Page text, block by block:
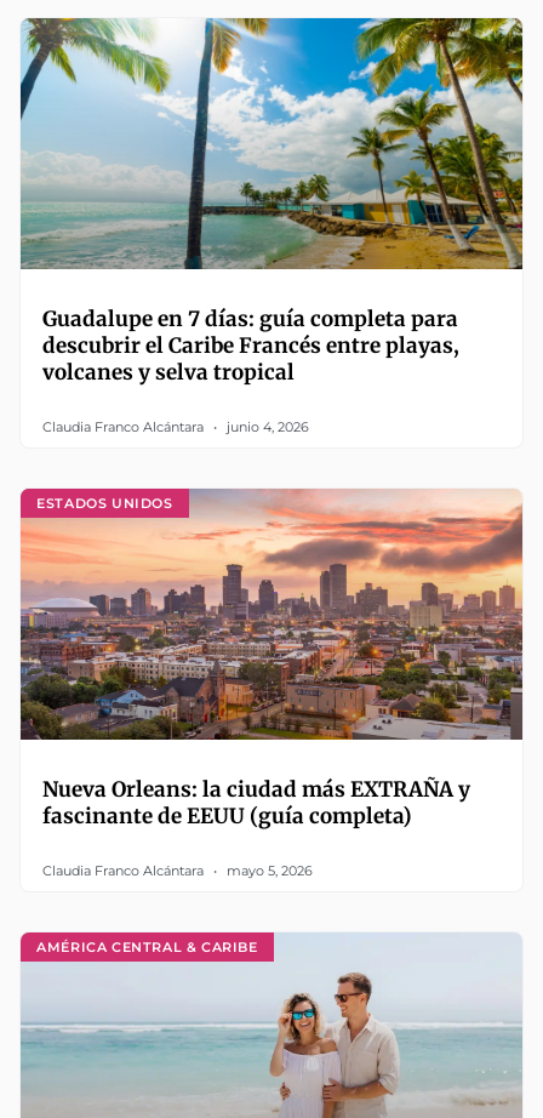
Guadalupe en 7 días: guía completa para
descubrir el Caribe Francés entre playas,
volcanes y selva tropical
Claudia Franco Alcántara junio 4, 2026
ESTADOS UNIDOS
Nueva Orleans: la ciudad más EXTRAÑA y
fascinante de EEUU (guía completa)
Claudia Franco Alcántara mayo 5, 2026
AMÉRICA CENTRAL & CARIBE